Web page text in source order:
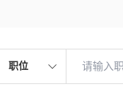
职位